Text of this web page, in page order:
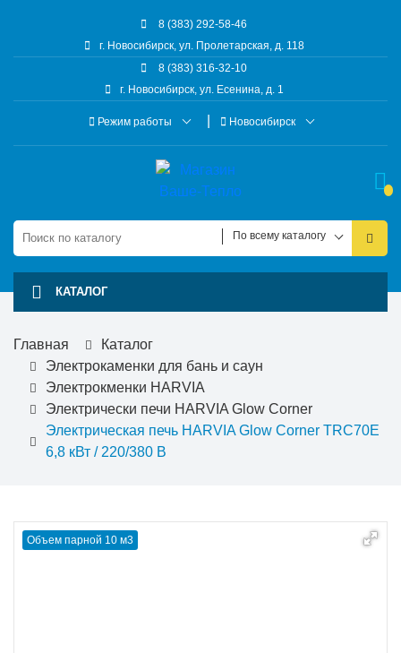
8 (383) 292-58-46
г. Новосибирск, ул. Пролетарская, д. 118
8 (383) 316-32-10
г. Новосибирск, ул. Есенина, д. 1
Режим работы Новосибирск
По всему каталогу
КАТАЛОГ
Главная
Каталог
Электрокаменки для бань и саун
Электрокменки HARVIA
Электрически печи HARVIA Glow Corner
Электрическая печь HARVIA Glow Corner TRC70E
6,8 кВт / 220/380 В
Объем парной 10 м3